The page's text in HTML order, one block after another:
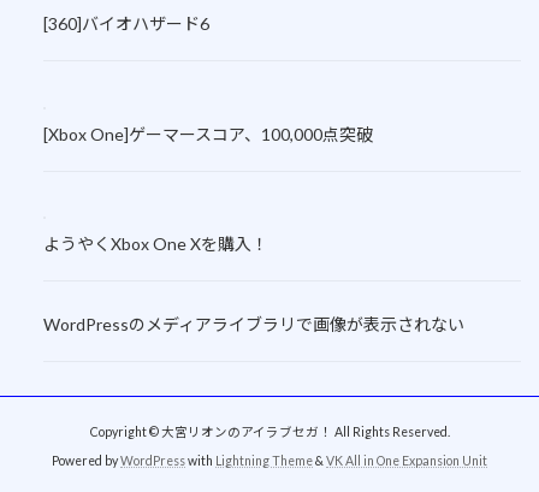
[360]バイオハザード6
[Xbox One]ゲーマースコア、100,000点突破
ようやくXbox One Xを購入！
WordPressのメディアライブラリで画像が表示されない
Copyright © 大宮リオンのアイラブセガ！ All Rights Reserved.
Powered byWordPresswith Lightning Theme& VK All in One Expansion Unit